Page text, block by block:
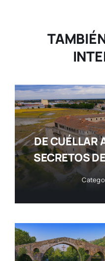
DE CUÉLLAR
SECRETOS